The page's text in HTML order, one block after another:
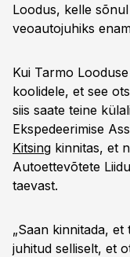
Loodus, kelle
veoautojuhiks
Kui Tarmo
koolidele, et see
siis saate teine
Ekspedeerimise
Kitsing kinnitas, et
Autoettevõtete
taevast.
„Saan kinnitada,
juhitud selliselt, et